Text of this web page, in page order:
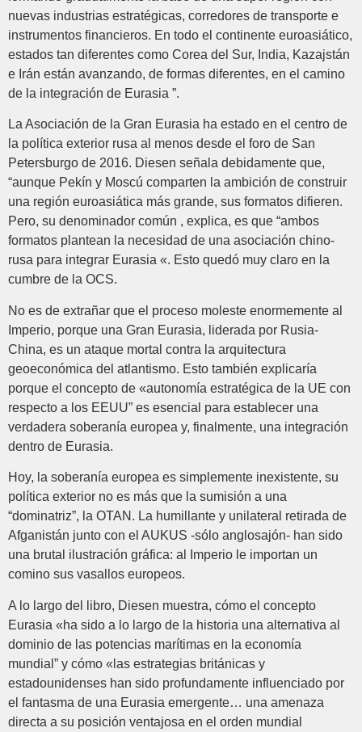
nuevas industrias estratégicas, corredores de transporte e
instrumentos financieros. En todo el continente euroasiático,
estados tan diferentes como Corea del Sur, India, Kazajstán
e Irán están avanzando, de formas diferentes, en el camino
de la integración de Eurasia ”.
La Asociación de la Gran Eurasia ha estado en el centro de
la política exterior rusa al menos desde el foro de San
Petersburgo de 2016. Diesen señala debidamente que,
“aunque Pekín y Moscú comparten la ambición de construir
una región euroasiática más grande, sus formatos difieren.
Pero, su denominador común , explica, es que “ambos
formatos plantean la necesidad de una asociación chino-
rusa para integrar Eurasia «. Esto quedó muy claro en la
cumbre de la OCS.
No es de extrañar que el proceso moleste enormemente al
Imperio, porque una Gran Eurasia, liderada por Rusia-
China, es un ataque mortal contra la arquitectura
geoeconómica del atlantismo. Esto también explicaría
porque el concepto de «autonomía estratégica de la UE con
respecto a los EEUU” es esencial para establecer una
verdadera soberanía europea y, finalmente, una integración
dentro de Eurasia.
Hoy, la soberanía europea es simplemente inexistente, su
política exterior no es más que la sumisión a una
“dominatriz”, la OTAN. La humillante y unilateral retirada de
Afganistán junto con el AUKUS -sólo anglosajón- han sido
una brutal ilustración gráfica: al Imperio le importan un
comino sus vasallos europeos.
A lo largo del libro, Diesen muestra, cómo el concepto
Eurasia «ha sido a lo largo de la historia una alternativa al
dominio de las potencias marítimas en la economía
mundial” y cómo «las estrategias británicas y
estadounidenses han sido profundamente influenciado por
el fantasma de una Eurasia emergente… una amenaza
directa a su posición ventajosa en el orden mundial